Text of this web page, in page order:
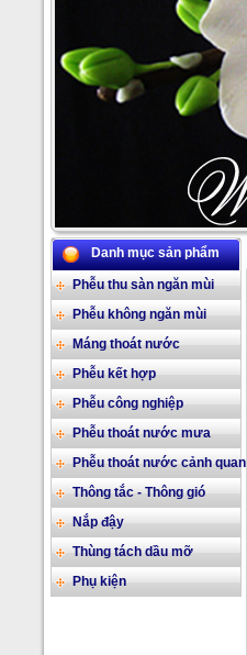
Danh mục sản phẩm
Phễu thu sàn ngăn mùi
Phễu không ngăn mùi
Máng thoát nước
Phễu kết hợp
Phễu công nghiệp
Phễu thoát nước mưa
Phễu thoát nước cảnh quan
Thông tắc - Thông gió
Nắp đậy
Thùng tách dầu mỡ
Phụ kiện